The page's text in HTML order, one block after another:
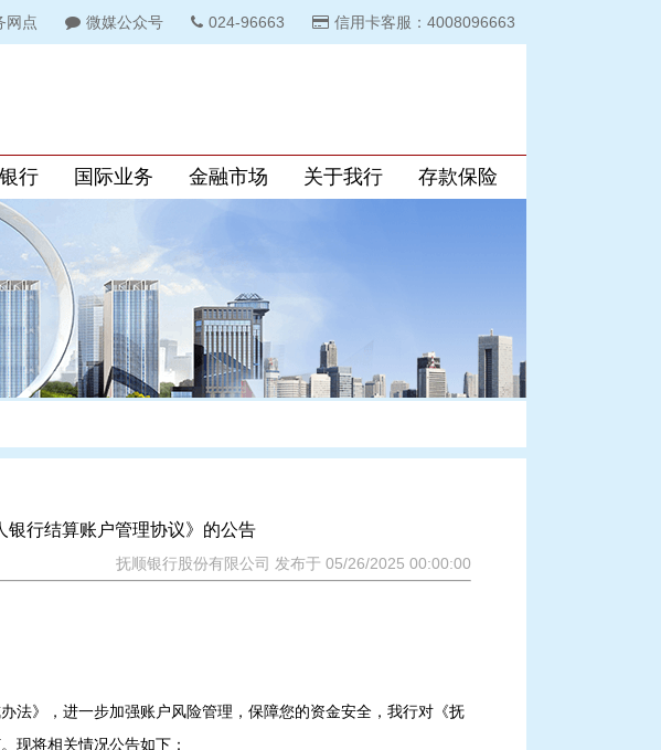
网点 微媒公众号 024-96663 信用卡客服：4008096663
行 国际业务 金融市场 关于我行 存款保险
银行结算账户管理协议》的公告
抚顺银行股份有限公司 发布于 05/26/2025 00:00:00
法》，进一步加强账户风险管理，保障您的资金安全，我行对《抚
现将相关情况公告如下：